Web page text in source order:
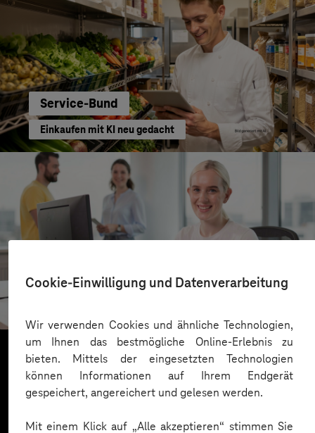
Cookie-Einwilligung und Datenverarbeitung
Wir verwenden Cookies und ähnliche Technologien,
um Ihnen das bestmögliche Online-Erlebnis zu
bieten. Mittels der eingesetzten Technologien
können Informationen auf Ihrem Endgerät
gespeichert, angereichert und gelesen werden.
Mit einem Klick auf „Alle akzeptieren“ stimmen Sie
Service-Bund
Einkaufen mit KI neu gedacht
Kreis Bergstraße
Mehr laden